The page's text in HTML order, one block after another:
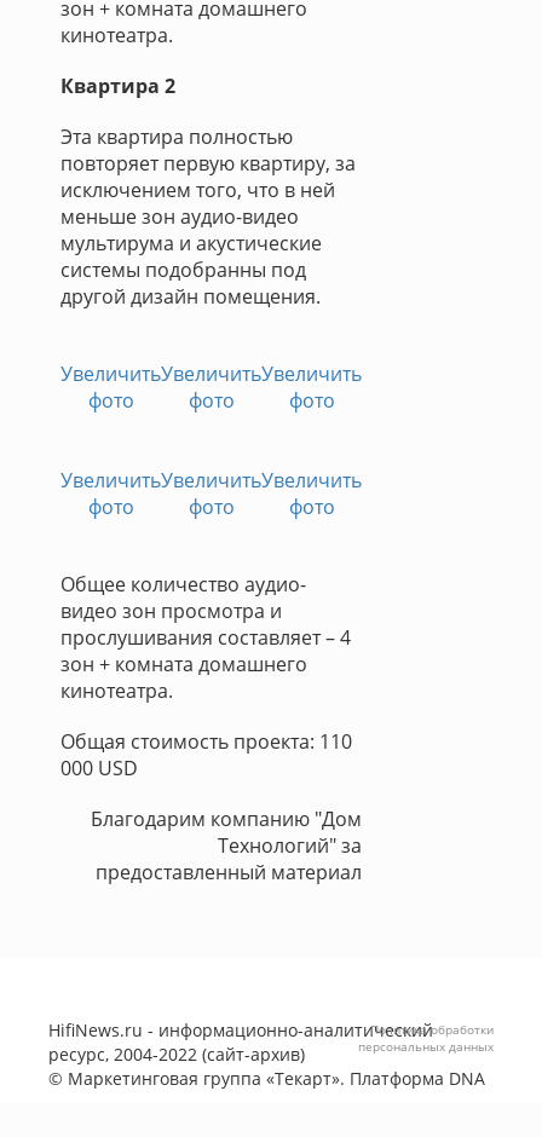
зон + комната домашнего
кинотеатра.
Квартира 2
Эта квартира полностью
повторяет первую квартиру, за
исключением того, что в ней
меньше зон аудио-видео
мультирума и акустические
системы подобранны под
другой дизайн помещения.
Увеличить
фото
Увеличить
фото
Увеличить
фото
Увеличить
фото
Увеличить
фото
Увеличить
фото
Общее количество аудио-
видео зон просмотра и
прослушивания составляет – 4
зон + комната домашнего
кинотеатра.
Общая стоимость проекта: 110
000 USD
Благодарим компанию "Дом
Технологий" за
предоставленный материал
HifiNews.ru - информационно-аналитический
ресурс, 2004-2022 (сайт-архив)
© Маркетинговая группа «Текарт». Платформа DNA
Политика обработки
персональных данных